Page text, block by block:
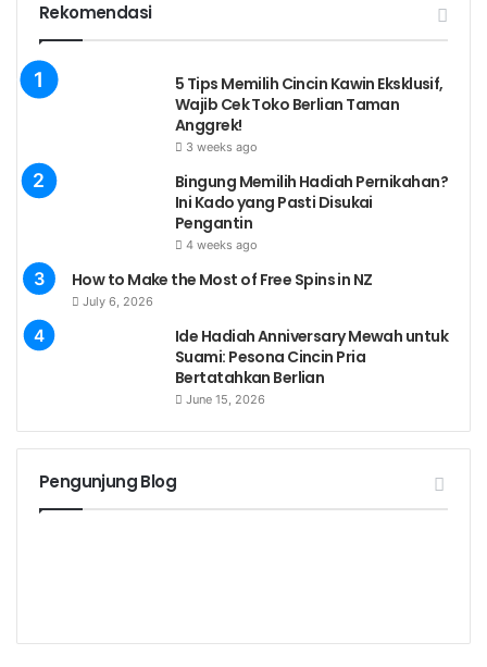
Rekomendasi
5 Tips Memilih Cincin Kawin Eksklusif,
Wajib Cek Toko Berlian Taman
Anggrek!
3 weeks ago
Bingung Memilih Hadiah Pernikahan?
Ini Kado yang Pasti Disukai
Pengantin
4 weeks ago
How to Make the Most of Free Spins in NZ
July 6, 2026
Ide Hadiah Anniversary Mewah untuk
Suami: Pesona Cincin Pria
Bertatahkan Berlian
June 15, 2026
Pengunjung Blog